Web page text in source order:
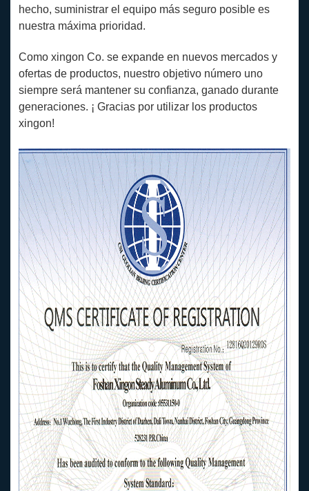
hecho, suministrar el equipo más seguro posible es
nuestra máxima prioridad.
Como xingon Co. se expande en nuevos mercados y
ofertas de productos, nuestro objetivo número uno
siempre será mantener su confianza, ganado durante
generaciones. ¡ Gracias por utilizar los productos
xingon!